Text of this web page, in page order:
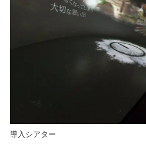
導入シアター